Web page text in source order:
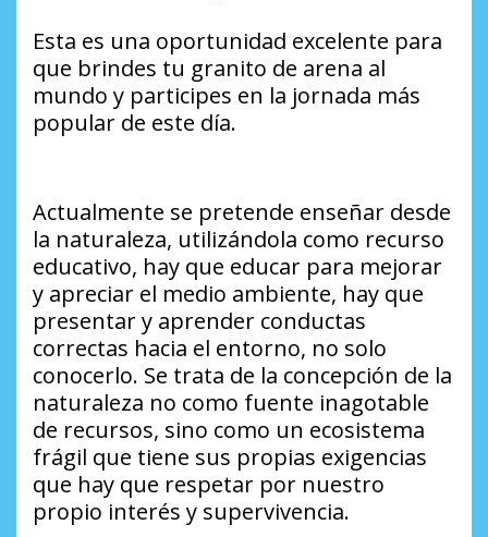
Esta es una oportunidad excelente para
que brindes tu granito de arena al
mundo y participes en la jornada más
popular de este día.
Actualmente se pretende enseñar desde
la naturaleza, utilizándola como recurso
educativo, hay que educar para mejorar
y apreciar el medio ambiente, hay que
presentar y aprender conductas
correctas hacia el entorno, no solo
conocerlo. Se trata de la concepción de la
naturaleza no como fuente inagotable
de recursos, sino como un ecosistema
frágil que tiene sus propias exigencias
que hay que respetar por nuestro
propio interés y supervivencia.